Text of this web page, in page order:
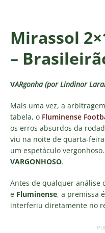
Mirassol
–
VARgonha (por Lindinor
Mais uma vez, a
tabela, o Fluminense
os erros absurdos da
viu na noite de quarta-
um espetáculo
VARGONHOSO.
Antes de qualquer análise
e Fluminense, a premissa
interferiu diretamente no